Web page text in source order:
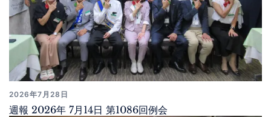
2026年7月28日
週報 2026年 7月14日 第1086回例会